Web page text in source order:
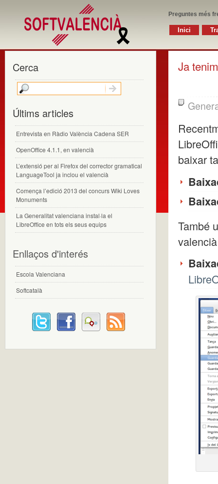
Preguntes més
Inici
Ja
baixar
També
Cerca
Últims articles
Entrevista en Ràdio València Cadena SER
OpenOffice 4.1.1, en valencià
L’extensió per al Firefox del corrector gramatical
LanguageTool ja inclou el valencià
Comença l’edició 2013 del concurs Wiki Loves
Monuments
La Generalitat valenciana instal·la el
LibreOffice en tots els seus equips
Enllaços d'interés
Escola Valenciana
Softcatalà